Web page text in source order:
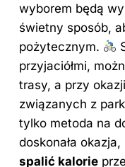
wyborem będą
świetny sposób,
pożytecznym.
przyjaciółmi,
trasy, a przy
związanych z
tylko metoda na
doskonała
spalić kalorie